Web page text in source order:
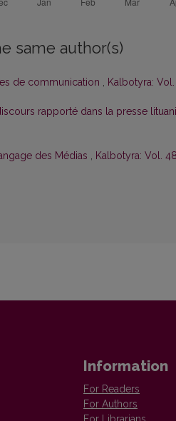
same author(s)
de communication , Kalbotyra:
rapporté dans la presse
des Médias , Kalbotyra: Vol.
Information
For Readers
For Authors